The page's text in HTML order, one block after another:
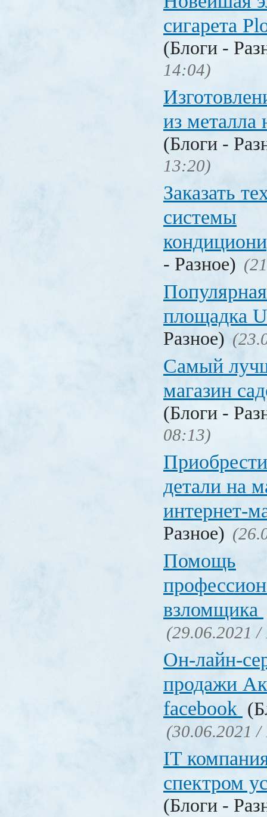
сигарета
(Блоги -
14:04)
из
(Блоги -
13:20)
Заказать
системы
- Разное)
площадка
Разное)
Самый
магазин
(Блоги -
08:13)
детали на
интернет-
Разное)
Помощь
взломщика
(29.06.2021 /
Он-лайн-
продажи
facebook
(30.06.2021 /
IT
спектром
(Блоги -